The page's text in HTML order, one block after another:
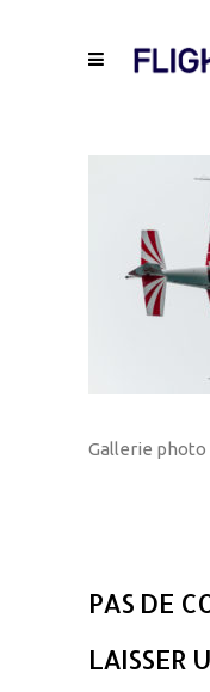
Gallerie photo
PAS DE
LAISSER